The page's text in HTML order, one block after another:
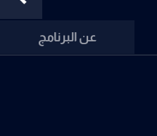
عن البرنامج